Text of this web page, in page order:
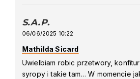
S.A.P.says:
06/06/2025 10:22
Mathilda Sicard
Uwielbiam robic przetwory,
syropy i takie tam… W momencie